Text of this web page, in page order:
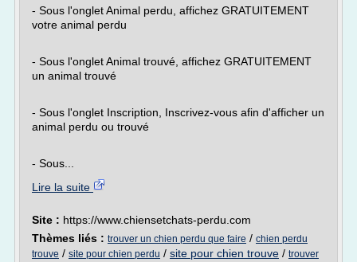
- Sous l'onglet Animal perdu, affichez GRATUITEMENT
votre animal perdu
- Sous l'onglet Animal trouvé, affichez GRATUITEMENT
un animal trouvé
- Sous l'onglet Inscription, Inscrivez-vous afin d'afficher un
animal perdu ou trouvé
- Sous...
Lire la suite
Site : https://www.chiensetchats-perdu.com
Thèmes liés : trouver un chien perdu que faire / chien perdu
trouve / site pour chien perdu / site pour chien trouve / trouver